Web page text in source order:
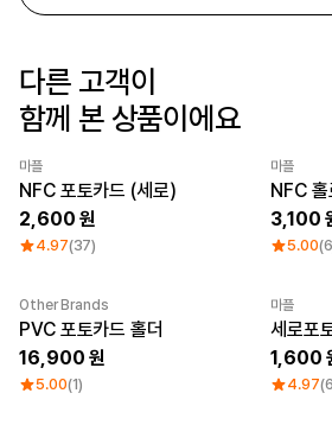
다른 고객이
함께 본 상품이에요
마플
NFC 포토카드 (세로)
2,600
4.97(37)
마플
NFC 홀
3,100
5.00
Other Brands
PVC 포토카드 홀더
16,900
5.00(1)
최소 주
마플
세로포
1,600
4.97
디지털 가전
회원가입
로그인
고객센터
마플 서비스 소개
1만원 ~ 2만원
2만원 ~ 3만원